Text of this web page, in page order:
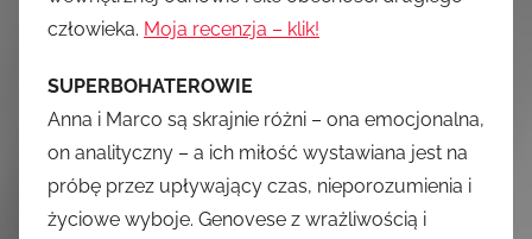
człowieka. Moja recenzja – klik!
SUPERBOHATEROWIE
Anna i Marco są skrajnie różni – ona emocjonalna,
on analityczny – a ich miłość wystawiana jest na
próbę przez upływający czas, nieporozumienia i
życiowe wyboje. Genovese z wrażliwością i